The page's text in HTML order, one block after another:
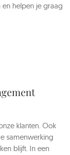
helpen je graag
klanten. Ook
samenwerking
blijft. In een